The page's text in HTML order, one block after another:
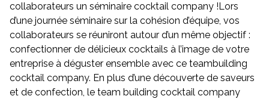
collaborateurs un séminaire cocktail company !Lors
d’une journée séminaire sur la cohésion d’équipe, vos
collaborateurs se réuniront autour d’un même objectif :
confectionner de délicieux cocktails à l’image de votre
entreprise à déguster ensemble avec ce teambuilding
cocktail company. En plus d’une découverte de saveurs
et de confection, le team building cocktail company